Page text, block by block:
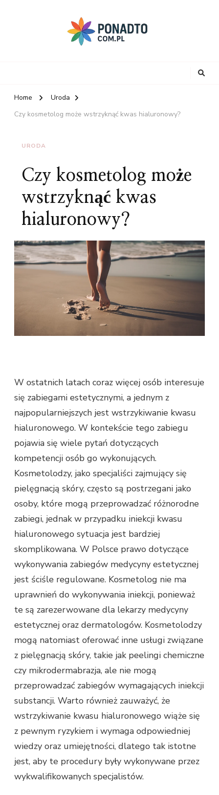
Home
Uroda
Czy kosmetolog może wstrzyknąć kwas hialuronowy?
URODA
Czy kosmetolog może
wstrzyknąć kwas
hialuronowy?
W ostatnich latach coraz więcej osób interesuje
się zabiegami estetycznymi, a jednym z
najpopularniejszych jest wstrzykiwanie kwasu
hialuronowego. W kontekście tego zabiegu
pojawia się wiele pytań dotyczących
kompetencji osób go wykonujących.
Kosmetolodzy, jako specjaliści zajmujący się
pielęgnacją skóry, często są postrzegani jako
osoby, które mogą przeprowadzać różnorodne
zabiegi, jednak w przypadku iniekcji kwasu
hialuronowego sytuacja jest bardziej
skomplikowana. W Polsce prawo dotyczące
wykonywania zabiegów medycyny estetycznej
jest ściśle regulowane. Kosmetolog nie ma
uprawnień do wykonywania iniekcji, ponieważ
te są zarezerwowane dla lekarzy medycyny
estetycznej oraz dermatologów. Kosmetolodzy
mogą natomiast oferować inne usługi związane
z pielęgnacją skóry, takie jak peelingi chemiczne
czy mikrodermabrazja, ale nie mogą
przeprowadzać zabiegów wymagających iniekcji
substancji. Warto również zauważyć, że
wstrzykiwanie kwasu hialuronowego wiąże się
z pewnym ryzykiem i wymaga odpowiedniej
wiedzy oraz umiejętności, dlatego tak istotne
jest, aby te procedury były wykonywane przez
wykwalifikowanych specjalistów.